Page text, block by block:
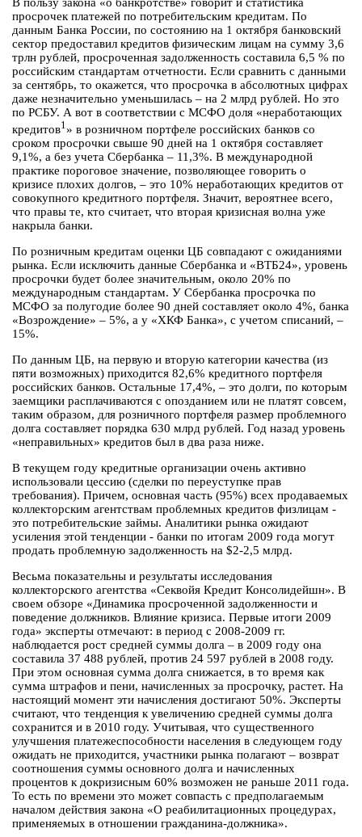
просрочек платежей по потребительским кредитам. По
данным Банка России, по состоянию на 1 октября банковский
сектор предоставил кредитов физическим лицам на сумму 3,6
трлн рублей, просроченная задолженность составила 6,5 % по
российским стандартам отчетности. Если сравнить с данными
за сентябрь, то окажется, что просрочка в абсолютных цифрах
даже незначительно уменьшилась – на 2 млрд рублей. Но это
по РСБУ. А вот в соответствии с МСФО доля «неработающих
кредитов1» в розничном портфеле российских банков со
сроком просрочки свыше 90 дней на 1 октября составляет
9,1%, а без учета Сбербанка – 11,3%. В международной
практике пороговое значение, позволяющее говорить о
кризисе плохих долгов, – это 10% неработающих кредитов от
совокупного кредитного портфеля. Значит, вероятнее всего,
что правы те, кто считает, что вторая кризисная волна уже
накрыла банки.
По розничным кредитам оценки ЦБ совпадают с ожиданиями
рынка. Если исключить данные Сбербанка и «ВТБ24», уровень
просрочки будет более значительным, около 20% по
международным стандартам. У Сбербанка просрочка по
МСФО за полугодие более 90 дней составляет около 4%, банка
«Возрождение» – 5%, а у «ХКФ Банка», с учетом списаний, –
15%.
По данным ЦБ, на первую и вторую категории качества (из
пяти возможных) приходится 82,6% кредитного портфеля
российских банков. Остальные 17,4%, – это долги, по которым
заемщики расплачиваются с опозданием или не платят совсем,
таким образом, для розничного портфеля размер проблемного
долга составляет порядка 630 млрд рублей. Год назад уровень
«неправильных» кредитов был в два раза ниже.
В текущем году кредитные организации очень активно
использовали цессию (сделки по переуступке прав
требования). Причем, основная часть (95%) всех продаваемых
коллекторским агентствам проблемных кредитов физлицам -
это потребительские займы. Аналитики рынка ожидают
усиления этой тенденции - банки по итогам 2009 года могут
продать проблемную задолженность на $2-2,5 млрд.
Весьма показательны и результаты исследования
коллекторского агентства «Секвойя Кредит Консолидейшн». В
своем обзоре «Динамика просроченной задолженности и
поведение должников. Влияние кризиса. Первые итоги 2009
года» эксперты отмечают: в период с 2008-2009 гг.
наблюдается рост средней суммы долга – в 2009 году она
составила 37 488 рублей, против 24 597 рублей в 2008 году.
При этом основная сумма долга снижается, в то время как
сумма штрафов и пени, начисленных за просрочку, растет. На
настоящий момент эти начисления достигают 50%. Эксперты
считают, что тенденция к увеличению средней суммы долга
сохранится и в 2010 году. Учитывая, что существенного
улучшения платежеспособности населения в следующем году
ожидать не приходится, участники рынка полагают – возврат
соотношения суммы основного долга и начисленных
процентов к докризисным 60% возможен не раньше 2011 года.
То есть по времени это может совпасть с предполагаемым
началом действия закона «О реабилитационных процедурах,
применяемых в отношении гражданина-должника».